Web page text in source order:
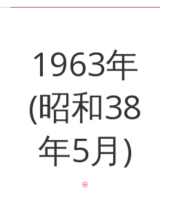
1963年
(昭和38
年5月)